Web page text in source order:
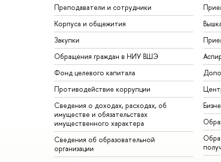
Преподаватели и сотрудники
Корпуса и общежития
Закупки
Обращения граждан в НИУ ВШЭ
Фонд целевого капитала
Противодействие коррупции
Сведения о доходах, расходах, об
имуществе и обязательствах
имущественного характера
Сведения об образовательной
организации